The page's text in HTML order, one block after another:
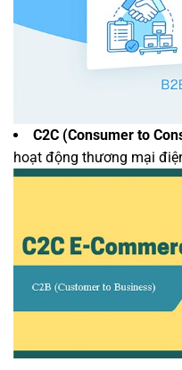
C2C (Consumer to
hoạt động thương mại